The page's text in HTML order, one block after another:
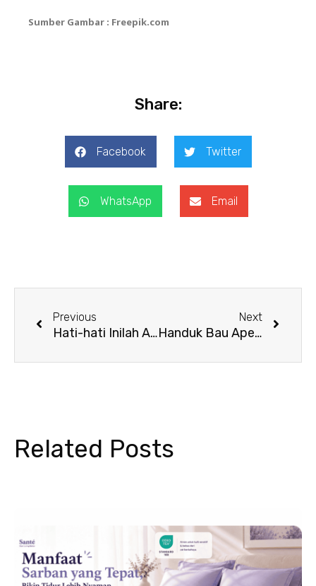
Sumber Gambar : Freepik.com
Share:
Facebook Twitter
WhatsApp Email
Previous
Hati-hati Inilah Akibat jarang mencuci handuk!
Next
Handuk Bau Apek? Begini Cara Menghilangkan Bau pada Handuk dengan Mudah!
Related Posts